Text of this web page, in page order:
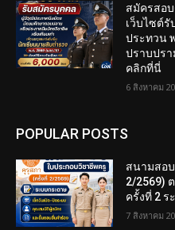
สมัครสอ
เว็บไซต์
ประทวน
ปราบปรา
คลิกที่นี่
6 สิงหาคม
POPULAR POSTS
สนามสอ
2/2569)
ครั้งที่ 2 ร
7 สิงหาคม